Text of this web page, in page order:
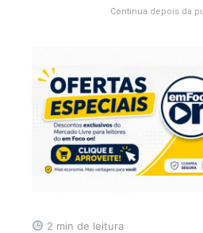
Continua depois da
2 min de leitura